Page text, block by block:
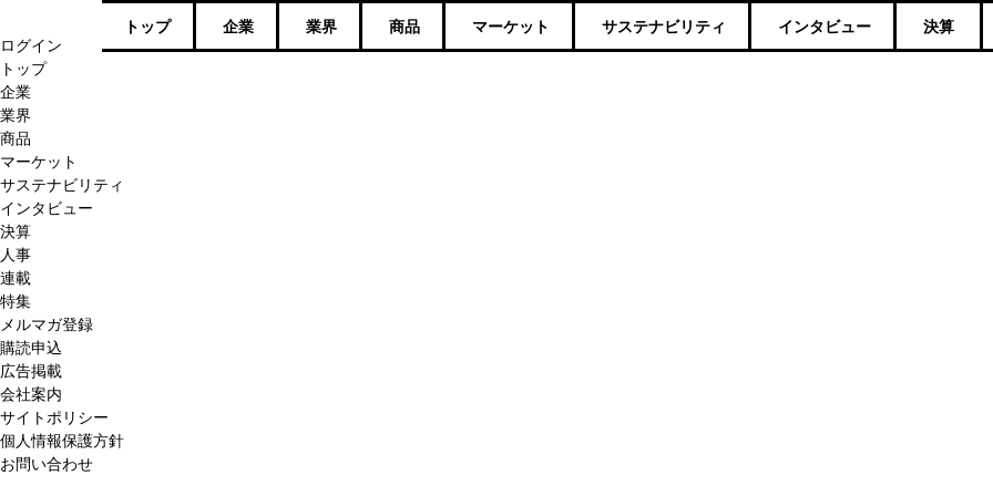
ログイン
トップ
企業
業界
商品
マーケット
サステナビリティ
インタビュー
決算
人事
連載
特集
メルマガ登録
購読申込
広告掲載
会社案内
サイトポリシー
個人情報保護方針
お問い合わせ
トップ 企業 業界 商品 マーケット サステナビリティ インタビュー 決算